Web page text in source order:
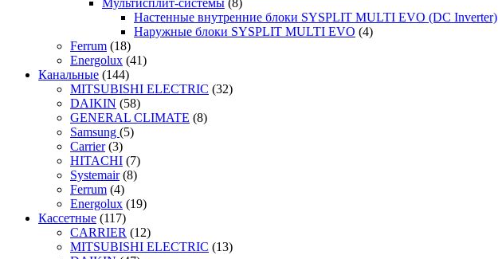
Мультисплит-системы (8)
Настенные внутренние блоки SYSPLIT MULTI EVO (DC Inverter)
Наружные блоки SYSPLIT MULTI EVO (4)
Ferrum (18)
Energolux (41)
Канальные (144)
MITSUBISHI ELECTRIC (32)
DAIKIN (58)
GENERAL CLIMATE (8)
Samsung (5)
Carrier (3)
HITACHI (7)
Systemair (8)
Ferrum (4)
Energolux (19)
Кассетные (117)
CARRIER (12)
MITSUBISHI ELECTRIC (13)